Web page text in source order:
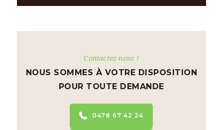
Contactez-nous !
NOUS SOMMES À VOTRE DISPOSITION
POUR TOUTE DEMANDE
0478 67 42 24